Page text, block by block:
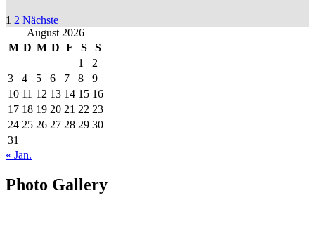
1 2 Nächste
August 2026
M D M D F S
S
1
2
3
4 5 6 7 8
9
10 11 12 13 14 15 16
17 18 19 20 21 22 23
24 25 26 27 28 29 30
31
« Jan.
Photo Gallery